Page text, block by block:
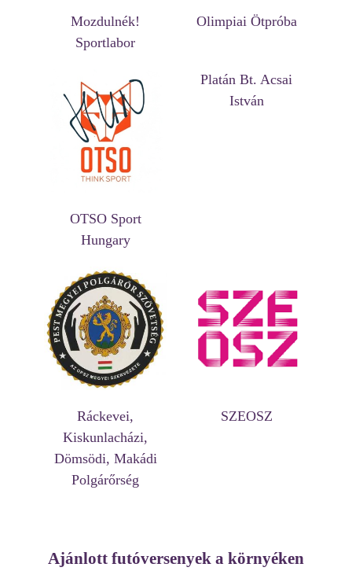
Mozdulnék!
Sportlabor
Olimpiai Ötpróba
OTSO Sport
Hungary
Platán Bt. Acsai
István
Ráckevei,
Kiskunlacházi,
Dömsödi, Makádi
Polgárőrség
SZEOSZ
Ajánlott futóversenyek a környéken